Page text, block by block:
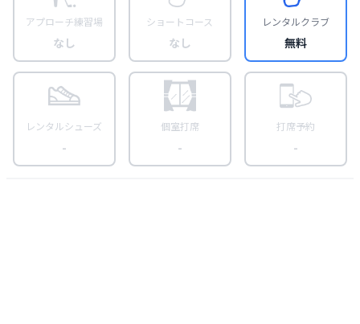
アプローチ練習場
なし
ショートコース
なし
レンタルクラブ
無料
レンタルシューズ
-
個室打席
-
打席予約
-